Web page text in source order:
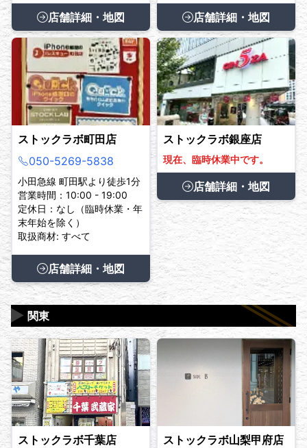
店舗詳細・地図 店舗詳細・地図
ストックラボ町田店
050-5269-5838
小田急線 町田駅より徒歩1分
営業時間：10:00 - 19:00
定休日：なし（臨時休業・年
末年始を除く）
取扱商材: すべて
店舗詳細・地図
ストックラボ銀座店
現在、臨時休業中です。
店舗詳細・地図
関東
▶
ストックラボ千葉店
ストックラボ山梨甲府店